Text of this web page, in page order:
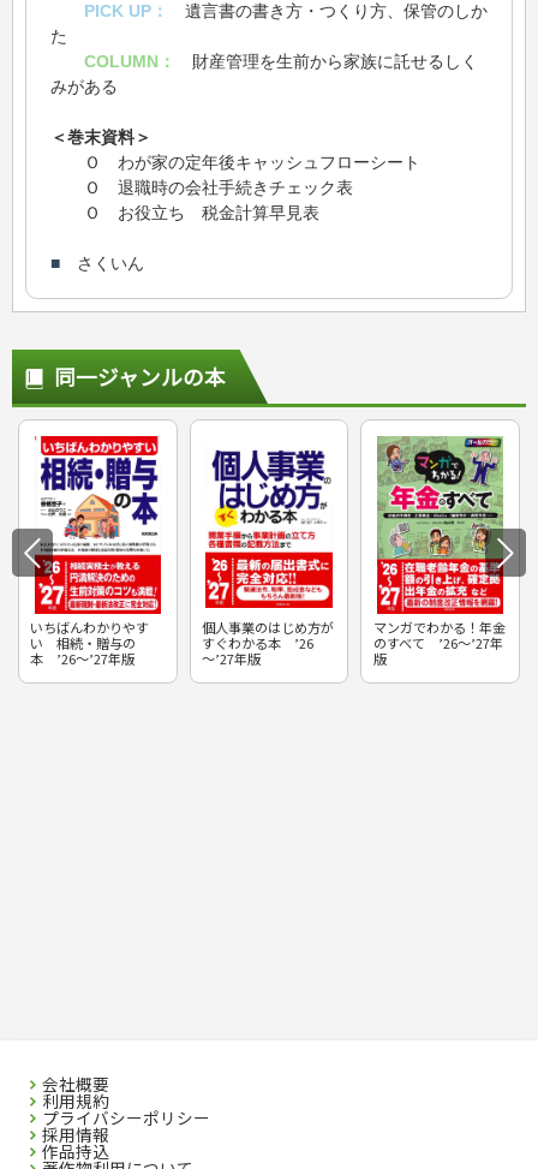
PICK UP：
遺言書の書き方・つくり方、保管のしか
た
COLUMN：
財産管理を生前から家族に託せるしく
みがある
＜巻末資料＞
Ｏ わが家の定年後キャッシュフローシート
Ｏ 退職時の会社手続きチェック表
Ｏ お役立ち 税金計算早見表
■ さくいん
同一ジャンルの本
いちばんわかりやす
い 相続・贈与の
本 ’26～’27年版
個人事業のはじめ方が
すぐわかる本 ’26
～’27年版
マンガでわかる！年金
のすべて ’26～’27年
版
会社概要
利用規約
プライバシーポリシー
採用情報
作品持込